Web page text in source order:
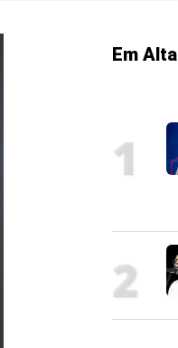
Em Alta